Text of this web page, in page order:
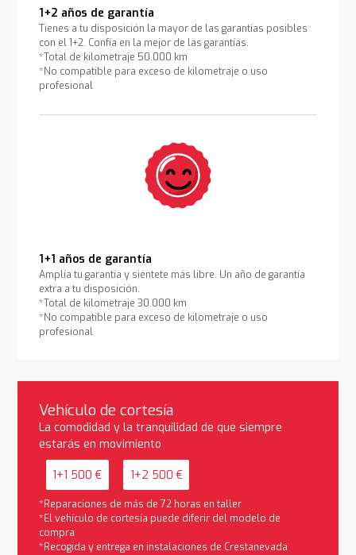
1+2 años de garantía
Tienes a tu disposición la mayor de las garantías posibles
con el 1+2. Confía en la mejor de las garantías.
*Total de kilometraje 50.000 km
*No compatible para exceso de kilometraje o uso
profesional
1+1 años de garantía
Amplía tu garantía y siéntete más libre. Un año de garantía
extra a tu disposición.
*Total de kilometraje 30.000 km
*No compatible para exceso de kilometraje o uso
profesional
Vehículo de cortesía
La comodidad y la tranquilidad de que siempre
estarás en movimiento
1+1 500 € 1+2 500 €
*Reparaciones de más de 72 horas en taller
*El vehículo de cortesía puede diferir del modelo de
compra
*Recogida y entrega en instalaciones de Crestanevada